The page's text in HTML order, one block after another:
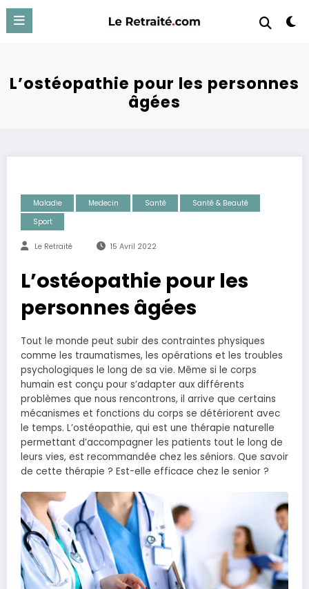
Aller
contenu
L’ostéopathie pour les personnes
âgées
Maladie Medecin Santé
Santé & Beauté
Sport
Le Retraité 15 Avril 2022
L’ostéopathie pour les
personnes âgées
Tout le monde peut subir des contraintes physiques
comme les traumatismes, les opérations et les troubles
psychologiques le long de sa vie. Même si le corps
humain est conçu pour s’adapter aux différents
problèmes que nous rencontrons, il arrive que certains
mécanismes et fonctions du corps se détériorent avec
le temps. L’ostéopathie, qui est une thérapie naturelle
permettant d’accompagner les patients tout le long de
leurs vies, est recommandée chez les séniors. Que savoir
de cette thérapie ? Est-elle efficace chez le senior ?